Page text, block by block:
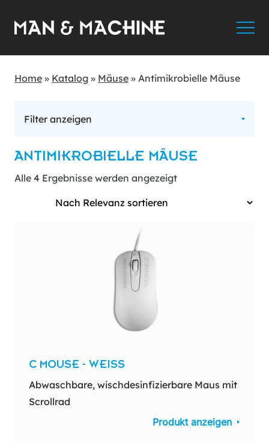
Home » Katalog » Mäuse » Antimikrobielle Mäuse
Filter anzeigen
ANTIMIKROBIELLE MÄUSE
Alle 4 Ergebnisse werden angezeigt
C MOUSE - WEISS
Abwaschbare, wischdesinfizierbare Maus mit
Scrollrad
Produkt anzeigen